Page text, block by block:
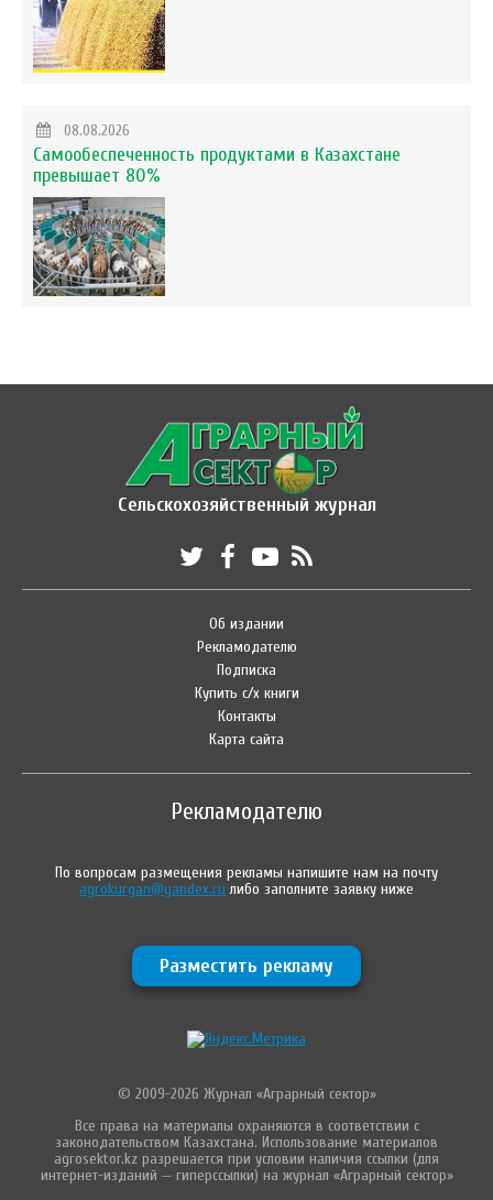
08.08.2026
Самообеспеченность продуктами в Казахстане
превышает 80%
Сельскохозяйственный журнал
Об издании
Рекламодателю
Подписка
Купить с/х книги
Контакты
Карта сайта
Рекламодателю
По вопросам размещения рекламы напишите нам на почту
agrokurgan@yandex.ru либо заполните заявку ниже
Разместить рекламу
© 2009-2026 Журнал «Аграрный сектор»
Все права на материалы охраняются в соответствии с
законодательством Казахстана. Использование материалов
agrosektor.kz разрешается при условии наличия ссылки (для
интернет-изданий — гиперссылки) на журнал «Аграрный сектор»